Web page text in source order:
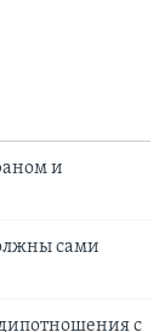
и
сами
с